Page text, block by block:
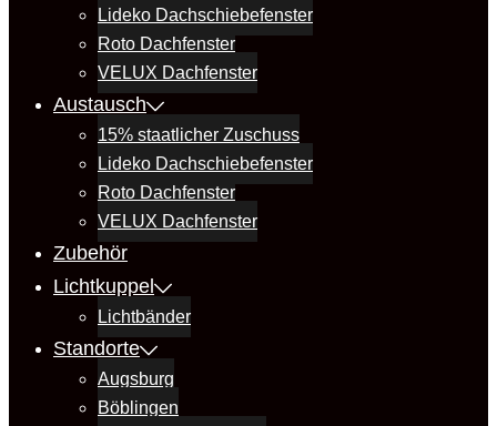
Lideko Dachschiebefenster
Roto Dachfenster
VELUX Dachfenster
Austausch
15% staatlicher Zuschuss
Lideko Dachschiebefenster
Roto Dachfenster
VELUX Dachfenster
Zubehör
Lichtkuppel
Lichtbänder
Standorte
Augsburg
Böblingen